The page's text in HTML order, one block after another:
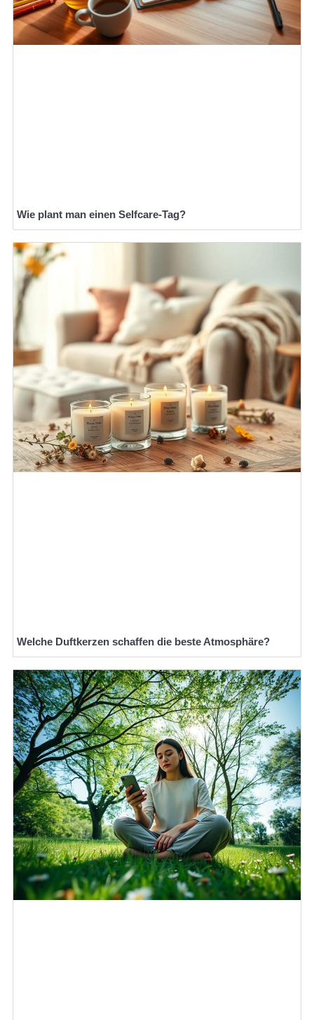
Wie plant man einen Selfcare-Tag?
Welche Duftkerzen schaffen die beste Atmosphäre?